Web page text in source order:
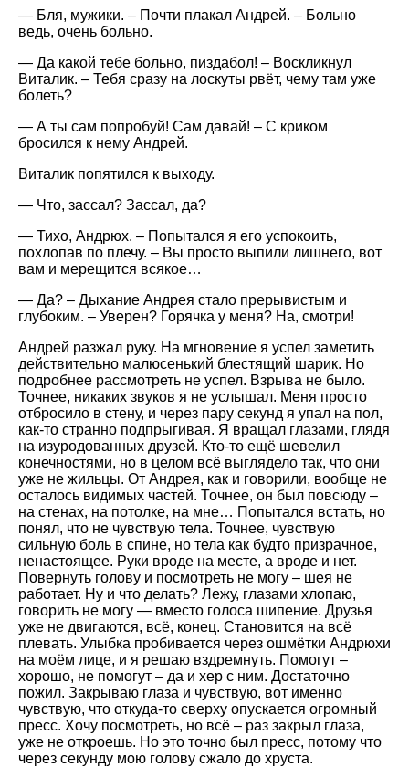
— Бля, мужики. – Почти плакал Андрей. – Больно
ведь, очень больно.
— Да какой тебе больно, пиздабол! – Воскликнул
Виталик. – Тебя сразу на лоскуты рвёт, чему там уже
болеть?
— А ты сам попробуй! Сам давай! – С криком
бросился к нему Андрей.
Виталик попятился к выходу.
— Что, зассал? Зассал, да?
— Тихо, Андрюх. – Попытался я его успокоить,
похлопав по плечу. – Вы просто выпили лишнего, вот
вам и мерещится всякое…
— Да? – Дыхание Андрея стало прерывистым и
глубоким. – Уверен? Горячка у меня? На, смотри!
Андрей разжал руку. На мгновение я успел заметить
действительно малюсенький блестящий шарик. Но
подробнее рассмотреть не успел. Взрыва не было.
Точнее, никаких звуков я не услышал. Меня просто
отбросило в стену, и через пару секунд я упал на пол,
как-то странно подпрыгивая. Я вращал глазами, глядя
на изуродованных друзей. Кто-то ещё шевелил
конечностями, но в целом всё выглядело так, что они
уже не жильцы. От Андрея, как и говорили, вообще не
осталось видимых частей. Точнее, он был повсюду –
на стенах, на потолке, на мне… Попытался встать, но
понял, что не чувствую тела. Точнее, чувствую
сильную боль в спине, но тела как будто призрачное,
ненастоящее. Руки вроде на месте, а вроде и нет.
Повернуть голову и посмотреть не могу – шея не
работает. Ну и что делать? Лежу, глазами хлопаю,
говорить не могу — вместо голоса шипение. Друзья
уже не двигаются, всё, конец. Становится на всё
плевать. Улыбка пробивается через ошмётки Андрюхи
на моём лице, и я решаю вздремнуть. Помогут –
хорошо, не помогут – да и хер с ним. Достаточно
пожил. Закрываю глаза и чувствую, вот именно
чувствую, что откуда-то сверху опускается огромный
пресс. Хочу посмотреть, но всё – раз закрыл глаза,
уже не откроешь. Но это точно был пресс, потому что
через секунду мою голову сжало до хруста.